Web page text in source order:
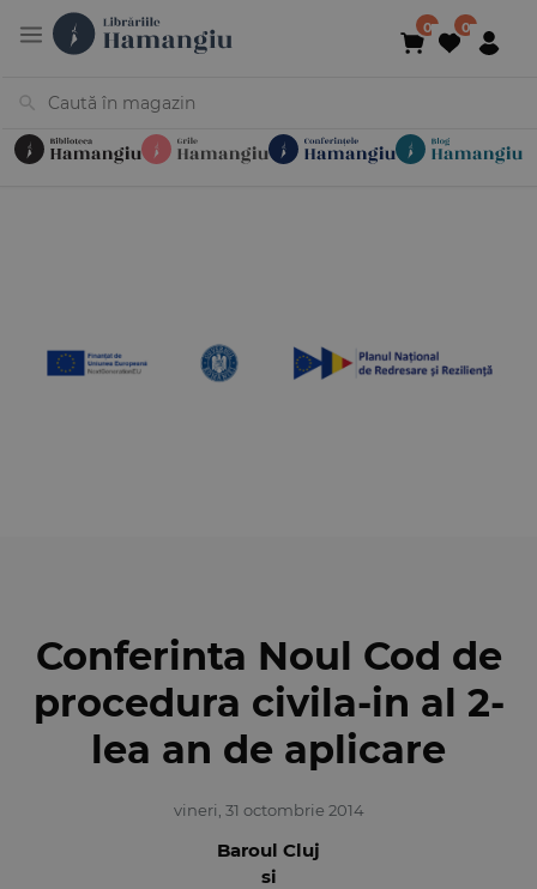
Conferinta Noul Cod de
procedura civila-in al 2-
lea an de aplicare
vineri, 31 octombrie 2014
Baroul Cluj
si